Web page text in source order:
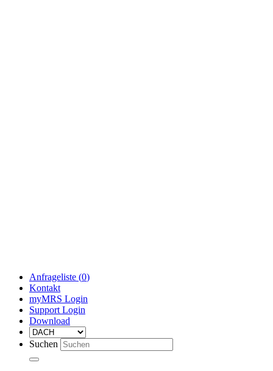
Anfrageliste (0)
Kontakt
myMRS Login
Support Login
Download
Suchen